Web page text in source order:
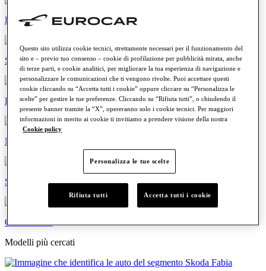
Elettriche e ibride
SUV e crossover
Familiari
Neopatentati
Sportive
Commerciali
Modelli più cercati
Questo sito utilizza cookie tecnici, strettamente necessari per il funzionamento del
sito e – previo tuo consenso – cookie di profilazione per pubblicità mirata, anche
di terze parti, e cookie analitici, per migliorare la tua esperienza di navigazione e
personalizzare le comunicazioni che ti vengono rivolte. Puoi accettare questi
cookie cliccando su “Accetta tutti i cookie” oppure cliccare su “Personalizza le
scelte” per gestire le tue preferenze. Cliccando su “Rifiuta tutti”, o chiudendo il
presente banner tramite la “X”, opereranno solo i cookie tecnici. Per maggiori
informazioni in merito ai cookie ti invitiamo a prendere visione della nostra
Cookie policy
Personalizza le tue scelte
Rifiuta tutti Accetta tutti i cookie